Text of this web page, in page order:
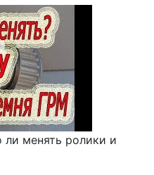
ли менять ролики и